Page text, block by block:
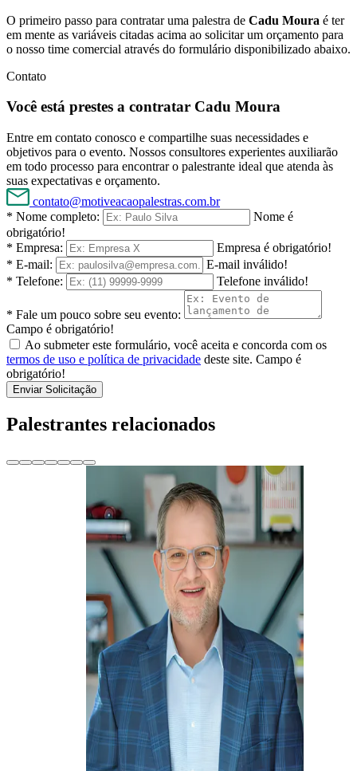
O primeiro passo para contratar uma palestra de Cadu Moura é ter
em mente as variáveis citadas acima ao solicitar um orçamento para
o nosso time comercial através do formulário disponibilizado abaixo.
Contato
Você está prestes a contratar Cadu Moura
Entre em contato conosco e compartilhe suas necessidades e
objetivos para o evento. Nossos consultores experientes auxiliarão
em todo processo para encontrar o palestrante ideal que atenda às
suas expectativas e orçamento.
contato@motiveacaopalestras.com.br
* Nome completo:
Nome é
obrigatório!
* Empresa:
Empresa é obrigatório!
* E-mail:
E-mail inválido!
* Telefone:
Telefone inválido!
* Fale um pouco sobre seu evento:
Campo é obrigatório!
Ao submeter este formulário, você aceita e concorda com os
termos de uso e política de privacidade deste site. Campo é
obrigatório!
Enviar Solicitação
Palestrantes relacionados